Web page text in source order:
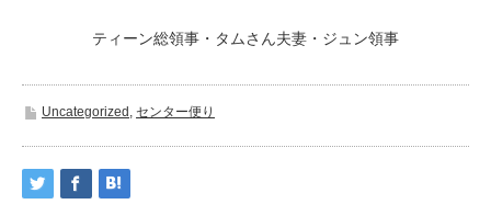
ティーン総領事・タムさん夫妻・ジュン領事
Uncategorized , センター便り